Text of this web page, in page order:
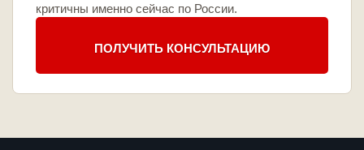
критичны именно сейчас по России.
ПОЛУЧИТЬ КОНСУЛЬТАЦИЮ